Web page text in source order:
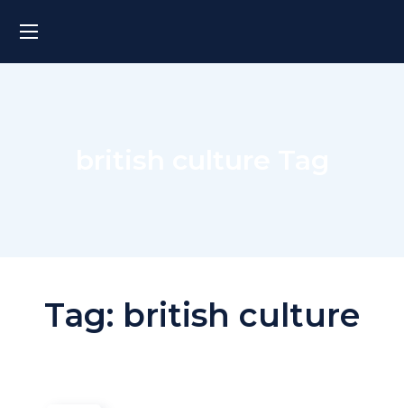
Tag: british culture